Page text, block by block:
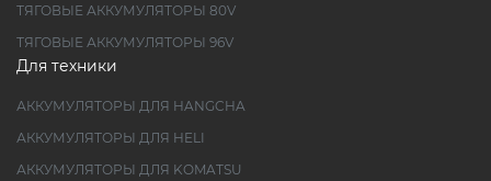
ТЯГОВЫЕ АККУМУЛЯТОРЫ 80V
ТЯГОВЫЕ АККУМУЛЯТОРЫ 96V
Для техники
АККУМУЛЯТОРЫ ДЛЯ HANGCHA
АККУМУЛЯТОРЫ ДЛЯ HELI
АККУМУЛЯТОРЫ ДЛЯ KOMATSU